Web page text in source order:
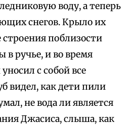
воду, а теперь
снегов. Крыло их
поблизости
в ручье, и во время
с собой все
видел, как дети пили
не вода ли является
Джасиса, слыша, как